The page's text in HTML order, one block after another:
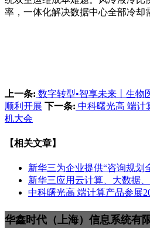
率，一体化解决数据中心全部冷却
上一条: 数字转型•智享未来丨生物
顺利开展 下一条: 中科曙光高 端计
机大会
【相关文章】
新华三为企业提供“咨询规划
新华三应用云计算、大数据
中科曙光高 端计算产品参展
华鑫时代（上海）信息系统有